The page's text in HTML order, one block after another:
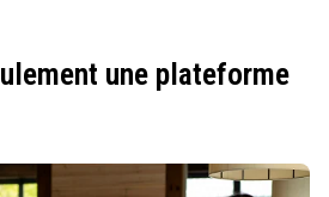
une plateforme